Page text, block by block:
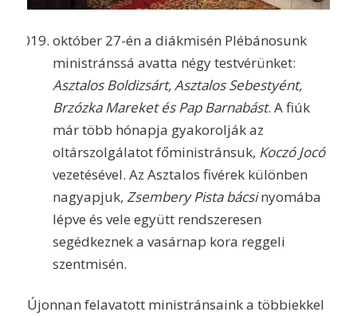
október 27-én a diákmisén Plébánosunk
ministránssá avatta négy testvérünket:
Asztalos Boldizsárt, Asztalos Sebestyént,
Brzózka Mareket és Pap Barnabást. A fiúk
már több hónapja gyakorolják az
oltárszolgálatot főministránsuk, Koczó Jocó
vezetésével. Az Asztalos fivérek különben
nagyapjuk, Zsembery Pista bácsinyomába
lépve és vele együtt rendszeresen
segédkeznek a vasárnap kora reggeli
szentmisén.
Újonnan felavatott ministránsaink a többiekkel